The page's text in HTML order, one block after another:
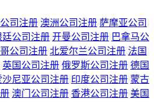
司注册 澳洲公司注册 萨摩亚公司
廷公司注册 开曼公司注册 巴拿马公
公司注册 北爱尔兰公司注册 法国
英国公司注册 俄罗斯公司注册 德国
沙尼亚公司注册 印度公司注册 蒙古
澳门公司注册 香港公司注册 美国